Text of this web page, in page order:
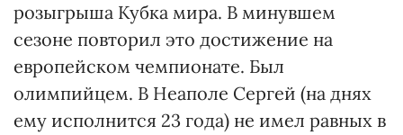
розыгрыша Кубка мира. В минувшем
сезоне повторил это достижение на
европейском чемпионате. Был
олимпийцем. В Неаполе Сергей (на днях
ему исполнится 23 года) не имел равных в